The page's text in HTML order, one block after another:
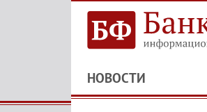
НОВОСТИ